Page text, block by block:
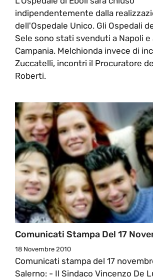
indipendentemente dalla
dell'Ospedale Unico. Gli Ospedali
Sele sono stati svenduti a Napoli e
Campania. Melchionda invece di
Zuccatelli, incontri il Procuratore
Roberti.
Comunicati Stampa Del 17
18 Novembre 2010
Comunicati stampa del 17
Salerno: - Il Sindaco Vincenzo De